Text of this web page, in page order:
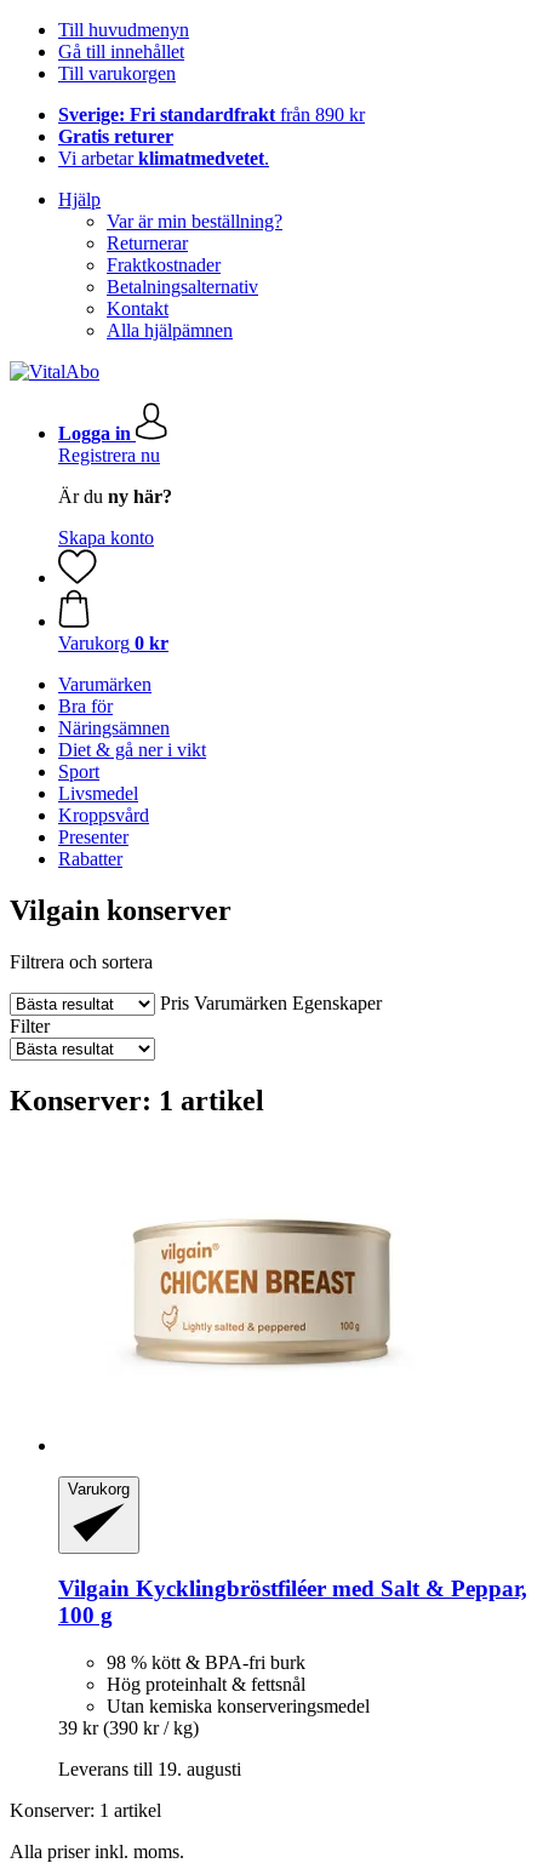
Till huvudmenyn
Gå till innehållet
Till varukorgen
Sverige: Fri standardfrakt från 890 kr
Gratis returer
Vi arbetarklimatmedvetet.
Hjälp
Var är min beställning?
Returnerar
Fraktkostnader
Betalningsalternativ
Kontakt
Alla hjälpämnen
Logga in
Registrera nu
Är du ny här?
Skapa konto
Varukorg 0 kr
Varumärken
Bra för
Näringsämnen
Diet & gå ner i vikt
Sport
Livsmedel
Kroppsvård
Presenter
Rabatter
Vilgain konserver
Filtrera och sortera
Pris Varumärken Egenskaper
Filter
Konserver: 1 artikel
Varukorg
Vilgain Kycklingbröstfiléer med Salt & Peppar,
100 g
98 % kött & BPA-fri burk
Hög proteinhalt & fettsnål
Utan kemiska konserveringsmedel
39 kr (390 kr / kg)
Leverans till 19. augusti
Konserver: 1 artikel
Alla priser inkl. moms.